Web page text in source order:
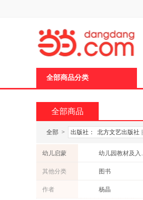
全部商品分类
全部商品
全部 > 出版社： 北方文艺出版社
幼儿启蒙 幼
其他分类 图书
作者 杨晶
页